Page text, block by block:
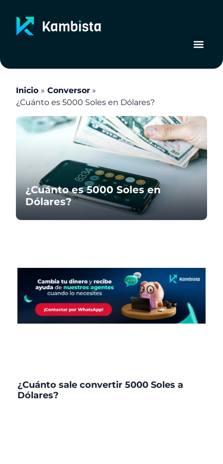
contenido
Inicio
Conversor
¿Cuánto es 5000 Soles en Dólares?
¿Cuánto es 5000 Soles en
Dólares?
¿Cuánto sale convertir 5000 Soles a
Dólares?